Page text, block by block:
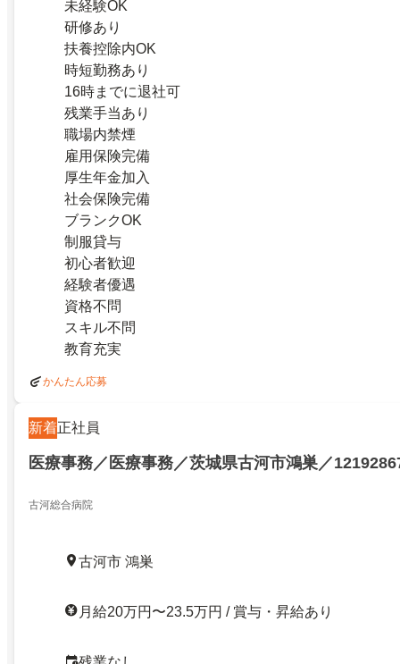
未経験OK
研修あり
扶養控除内OK
時短勤務あり
16時までに退社可
残業手当あり
職場内禁煙
雇用保険完備
厚生年金加入
社会保険完備
ブランクOK
制服貸与
初心者歓迎
経験者優遇
資格不問
スキル不問
教育充実
かんたん応募
新着正社員
医療事務／医療事務／茨城県古河市鴻巣／
古河総合病院
古河市 鴻巣
月給20万円〜23.5万円 / 賞与・昇給あり